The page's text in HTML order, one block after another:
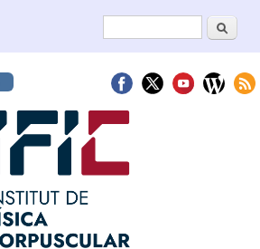
Formulario deBuscar